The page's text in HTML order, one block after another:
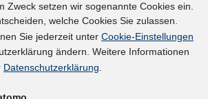
Zweck setzen wir sogenannte Cookies ein.
welche Cookies Sie zulassen.
Sie jederzeit unter Cookie-Einstellungen
ändern. Weitere Informationen
Datenschutzerklärung.